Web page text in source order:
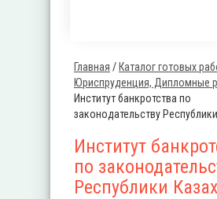
Вы здесь
Главная / Каталог готовых
Юриспруденция, Дипломные
Институт банкротства по
законодательству
Институт
по
Республики